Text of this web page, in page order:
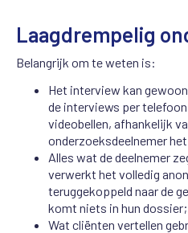
Laagdrempelig
Belangrijk om te weten is:
Het interview kan
de interviews per
videobellen, afhankelijk
onderzoeksdeelnemer
Alles wat de deelnemer
verwerkt het volledig
teruggekoppeld naar de
komt niets in hun dossier;
Wat cliënten vertellen